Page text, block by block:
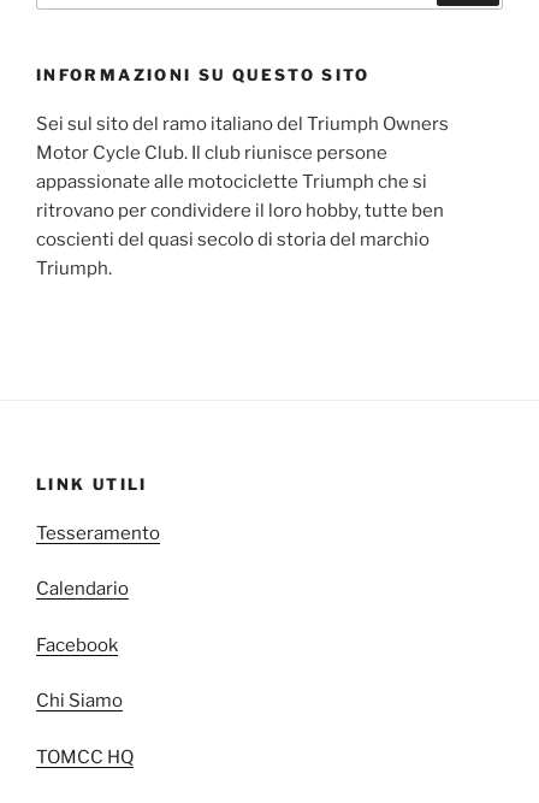
INFORMAZIONI SU QUESTO SITO
Sei sul sito del ramo italiano del Triumph Owners
Motor Cycle Club. Il club riunisce persone
appassionate alle motociclette Triumph che si
ritrovano per condividere il loro hobby, tutte ben
coscienti del quasi secolo di storia del marchio
Triumph.
LINK UTILI
Tesseramento
Calendario
Facebook
Chi Siamo
TOMCC HQ